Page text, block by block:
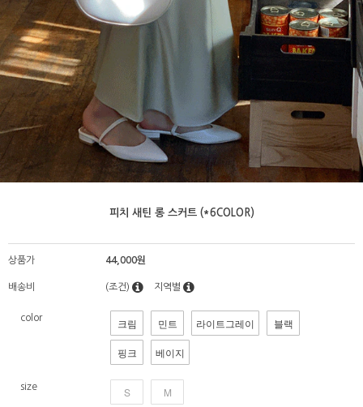
피치 새틴 롱 스커트 (*6COLOR)
상품가 44,000원
배송비 (조건) 지역별
color 크림 민트 라이트그레이 블랙
핑크 베이지
size S M